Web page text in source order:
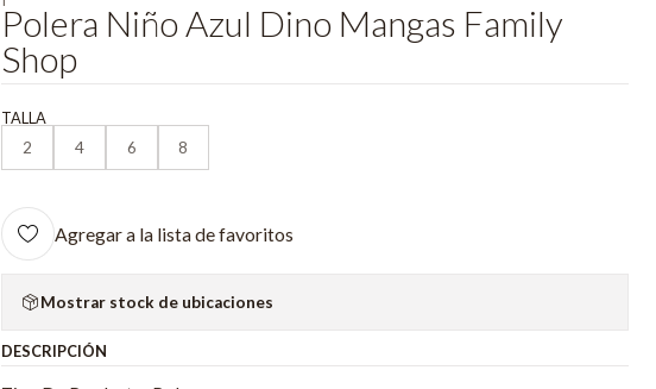
Polera Niño Azul Dino Mangas Family
Shop
TALLA
2
4 6 8
Agregar a la lista de favoritos
Mostrar stock de ubicaciones
DESCRIPCIÓN